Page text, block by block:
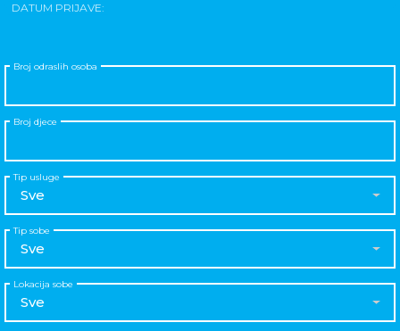
DATUM PRIJAVE:
Broj odraslih osoba
Broj djece
Tip usluge
Sve
Tip sobe
Sve
Lokacija sobe
Sve